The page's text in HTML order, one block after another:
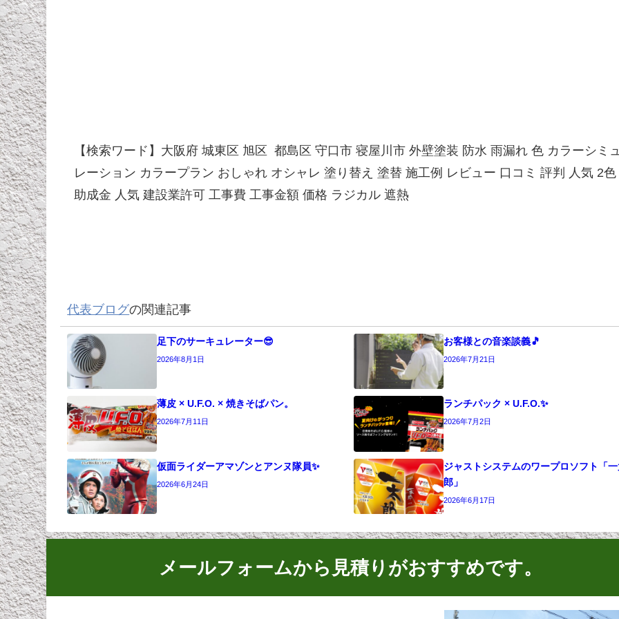
【検索ワード】大阪府 城東区 旭区 都島区 守口市 寝屋川市 外壁塗装 防水 雨漏れ 色 カラーシミ
レーション カラープラン おしゃれ オシャレ 塗り替え 塗替 施工例 レビュー 口コミ 評判 人気 2色
助成金 人気 建設業許可 工事費 工事金額 価格 ラジカル 遮熱
代表ブログの関連記事
足下のサーキュレーター😎
2026年8月1日
お客様との音楽談義🎵
2026年7月21日
薄皮 × U.F.O. × 焼きそばパン。
2026年7月11日
ランチパック × U.F.O.✨
2026年7月2日
仮面ライダーアマゾンとアンヌ隊員✨
2026年6月24日
ジャストシステムのワープロソフト「
郎」
2026年6月17日
メールフォームから見積りがおすすめです。